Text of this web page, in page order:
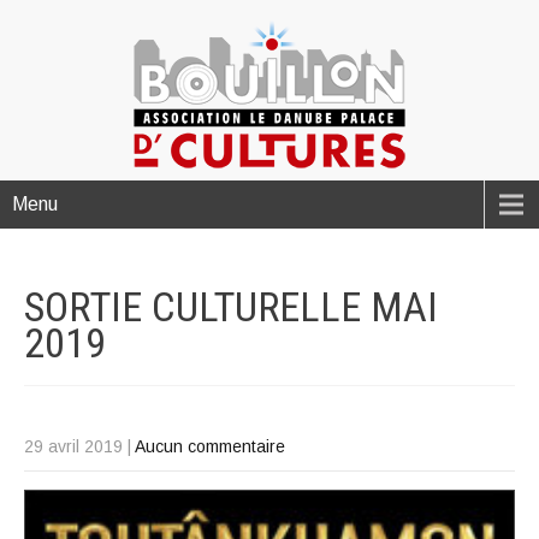
Menu
SORTIE CULTURELLE MAI
2019
29 avril 2019 Aucun commentaire